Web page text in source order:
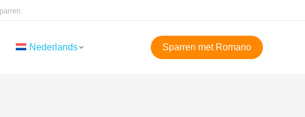
Nederlands Sparren met Romano